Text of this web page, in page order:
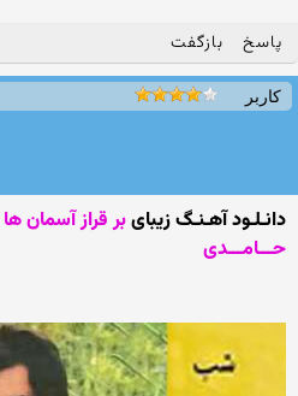
پاسخ بازگفت
کاربر
دانـلـود آهـنـگ زیبایبر قراز آسمان ها
حـــامـــدی